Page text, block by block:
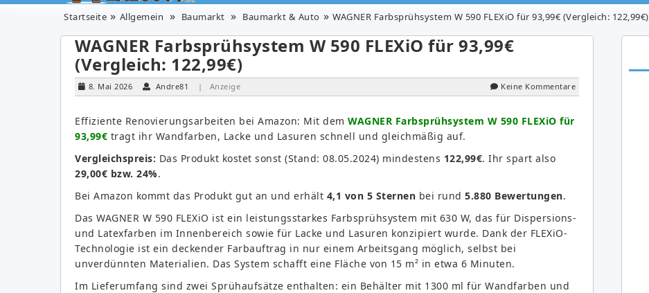
Startseite Allgemein Baumarkt Baumarkt & Auto WAGNER Farbsprühsystem W 590 FLEXiO für 93,99€ (Vergleich: 122,99€)
WAGNER Farbsprühsystem W 590 FLEXiO für 93,99€
(Vergleich: 122,99€)
8. Mai 2026 Andre81 | Anzeige Keine Kommentare
Effiziente Renovierungsarbeiten bei Amazon: Mit dem WAGNER Farbsprühsystem W 590 FLEXiO für
93,99€ tragt ihr Wandfarben, Lacke und Lasuren schnell und gleichmäßig auf.
Vergleichspreis: Das Produkt kostet sonst (Stand: 08.05.2024) mindestens 122,99€. Ihr spart also
29,00€ bzw. 24%.
Bei Amazon kommt das Produkt gut an und erhält 4,1 von 5 Sternen bei rund 5.880 Bewertungen.
Das WAGNER W 590 FLEXiO ist ein leistungsstarkes Farbsprühsystem mit 630 W, das für Dispersions-
und Latexfarben im Innenbereich sowie für Lacke und Lasuren konzipiert wurde. Dank der FLEXiO-
Technologie ist ein deckender Farbauftrag in nur einem Arbeitsgang möglich, selbst bei
unverdünnten Materialien. Das System schafft eine Fläche von 15 m² in etwa 6 Minuten.
Im Lieferumfang sind zwei Sprühaufsätze enthalten: ein Behälter mit 1300 ml für Wandfarben und